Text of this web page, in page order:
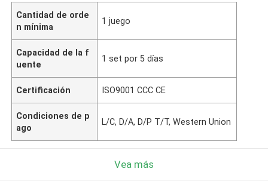
Cantidad de orde
n mínima
1 juego
Capacidad de la f
uente
1 set por 5 días
Certificación ISO9001 CCC CE
Condiciones de p
ago
L/C, D/A, D/P T/T, Western Union
Vea más